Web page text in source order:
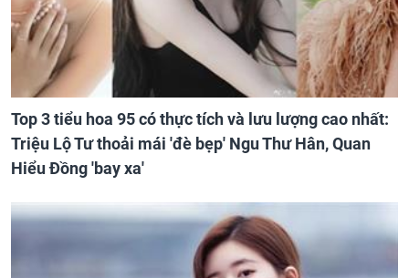
Top 3 tiểu hoa 95 có thực tích và lưu lượng cao nhất:
Triệu Lộ Tư thoải mái 'đè bẹp' Ngu Thư Hân, Quan
Hiểu Đồng 'bay xa'